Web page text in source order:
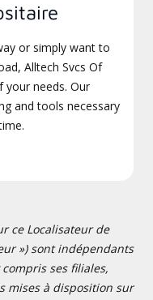
or simply want to
Alltech Svcs Of
your needs. Our
and tools necessary
ce Localisateur de
») sont indépendants
ses filiales,
mises à disposition sur